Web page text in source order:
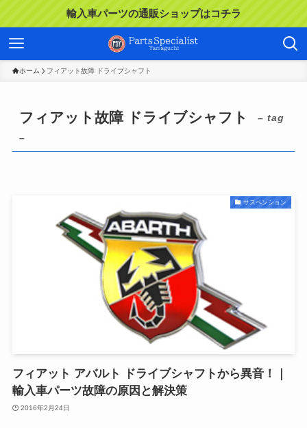
輸入車パーツの通販ショップはコチラ
ホーム フィアット故障 ドライブシャフト
フィアット故障 ドライブシャフト
– tag
–
サスペンション
フィアット アバルト ドライブシャフトから異音！｜
輸入車パーツ故障の原因と解決策
2016年2月24日